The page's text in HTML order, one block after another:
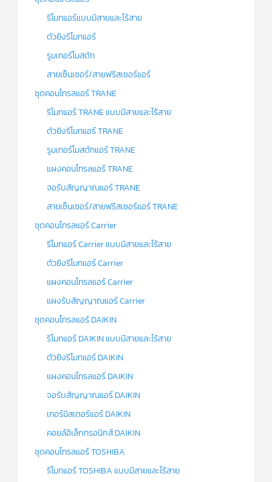
รีโมทแอร์แบบมีสายและไร้สาย
ตัวยิงรีโมทแอร์
รูมเทอร์โมสตัท
สายเซ็นเซอร์/สายฟรีสเซอร์แอร์
ชุดคอนโทรลแอร์ TRANE
รีโมทแอร์ TRANE แบบมีสายและไร้สาย
ตัวยิงรีโมทแอร์ TRANE
รูมเทอร์โมสตัทแอร์ TRANE
แผงคอนโทรลแอร์ TRANE
จอรับสัญญาณแอร์ TRANE
สายเซ็นเซอร์/สายฟรีสเซอร์แอร์ TRANE
ชุดคอนโทรลแอร์ Carrier
รีโมทแอร์ Carrier แบบมีสายและไร้สาย
ตัวยิงรีโมทแอร์ Carrier
แผงคอนโทรลแอร์ Carrier
แผงรับสัญญาณแอร์ Carrier
ชุดคอนโทรลแอร์ DAIKIN
รีโมทแอร์ DAIKIN แบบมีสายและไร้สาย
ตัวยิงรีโมทแอร์ DAIKIN
แผงคอนโทรลแอร์ DAIKIN
จอรับสัญญาณแอร์ DAIKIN
เทอร์มิสเตอร์แอร์ DAIKIN
คอยล์อิเล็กทรอนิกส์ DAIKIN
ชุดคอนโทรลแอร์ TOSHIBA
รีโมทแอร์ TOSHIBA แบบมีสายและไร้สาย